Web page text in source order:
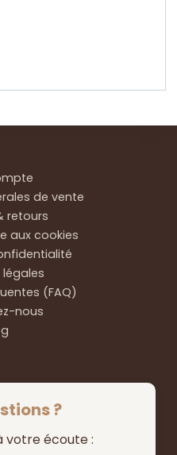
de vente
retours
aux cookies
(FAQ)
nous
?
votre écoute :